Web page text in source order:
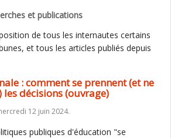
et publications
de tous les internautes certains
et tous les articles publiés depuis
: comment se prennent (et ne
les décisions (ouvrage)
12 juin 2024.
publiques d'éducation "se